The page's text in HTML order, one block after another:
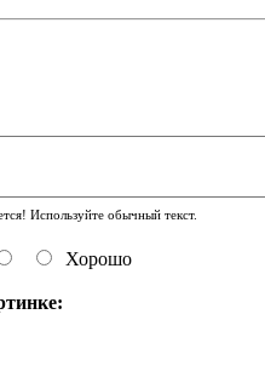
Используйте обычный текст.
Хорошо